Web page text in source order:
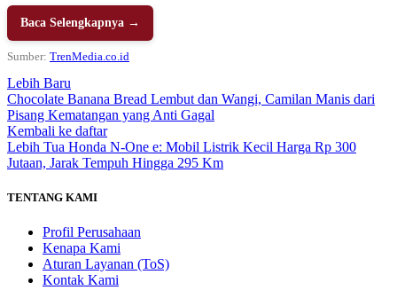
Baca Selengkapnya →
Sumber: TrenMedia.co.id
Lebih Baru
Chocolate Banana Bread Lembut dan Wangi, Camilan Manis dari
Pisang Kematangan yang Anti Gagal
Kembali ke daftar
Lebih Tua Honda N-One e: Mobil Listrik Kecil Harga Rp 300
Jutaan, Jarak Tempuh Hingga 295 Km
TENTANG KAMI
Profil Perusahaan
Kenapa Kami
Aturan Layanan (ToS)
Kontak Kami